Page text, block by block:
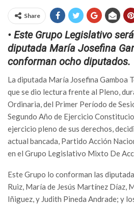
Share
• Este Grupo Legislativo
diputada María Josefina
conforman ocho diputados.
La diputada María Josefina Gamboa
que se dio lectura frente al Pleno,
Ordinaria, del Primer Período de
Segundo Año de Ejercicio
ejercicio pleno de sus derechos,
actual bancada, Partido Acción
en el Grupo Legislativo Mixto De
Este Grupo lo conforman las
Ruiz, María de Jesús Martínez Díaz,
Iñiguez, y Judith Pineda Andrade; y